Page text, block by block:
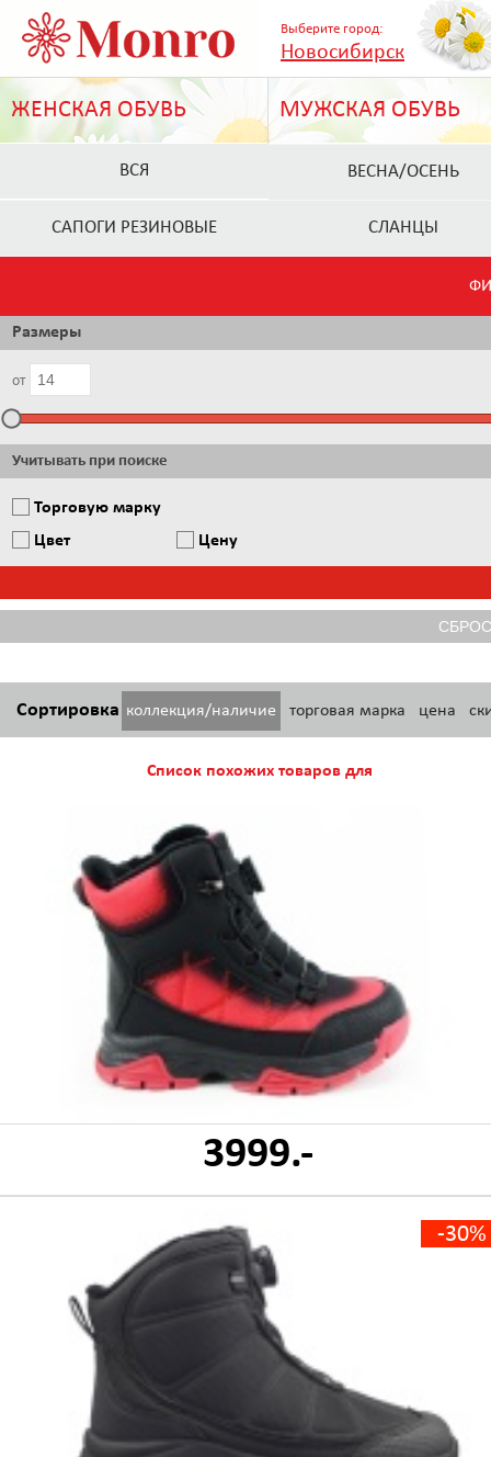
Выберите город:
Новосибирск
ЖЕНСКАЯ ОБУВЬ МУЖСКАЯ ОБУВЬ
ВСЯ ВЕСНА/ОСЕНЬ
САПОГИ РЕЗИНОВЫЕ СЛАНЦЫ
Размеры
от
Учитывать при поиске
Торговую марку
Цвет
Цену
Сортировка коллекция/наличие торговая марка цена
Список похожих товаров для
3999.-
-30%